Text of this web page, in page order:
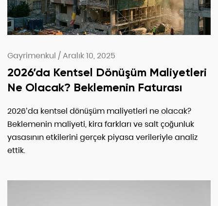
Gayrimenkul /Aralık 10, 2025
2026’da Kentsel Dönüşüm Maliyetleri
Ne Olacak? Beklemenin Faturası
2026’da kentsel dönüşüm maliyetleri ne olacak?
Beklemenin maliyeti, kira farkları ve salt çoğunluk
yasasının etkilerini gerçek piyasa verileriyle analiz
ettik.